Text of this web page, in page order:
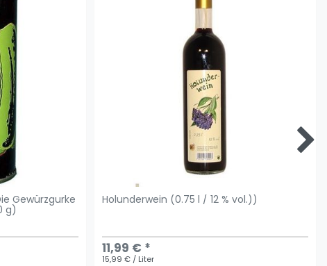
Gewürzgurke
g)
Holunderwein (0.75 l / 12 % vol.))
11,99 € *
15,99 € / Liter